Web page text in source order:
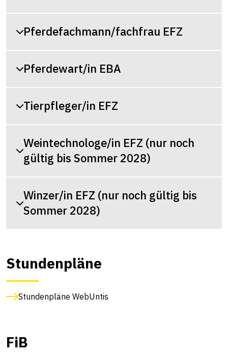
Pferdefachmann/fachfrau EFZ
Pferdewart/in EBA
Tierpfleger/in EFZ
Weintechnologe/in EFZ (nur noch
gültig bis Sommer 2028)
Winzer/in EFZ (nur noch gültig bis
Sommer 2028)
Stundenpläne
Stundenpläne WebUntis
FiB